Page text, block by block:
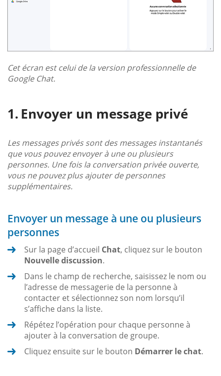
Cet écran est celui de la version professionnelle de
Google Chat.
Envoyer un message privé
Les messages privés sont des messages instantanés
que vous pouvez envoyer à une ou plusieurs
personnes. Une fois la conversation privée ouverte,
vous ne pouvez plus ajouter de personnes
supplémentaires.
Envoyer un message à une ou plusieurs
personnes
Sur la page d’accueil Chat, cliquez sur le bouton
Nouvelle discussion.
Dans le champ de recherche, saisissez le nom ou
l’adresse de messagerie de la personne à
contacter et sélectionnez son nom lorsqu’il
s’affiche dans la liste.
Répétez l’opération pour chaque personne à
ajouter à la conversation de groupe.
Cliquez ensuite sur le bouton Démarrer le chat.